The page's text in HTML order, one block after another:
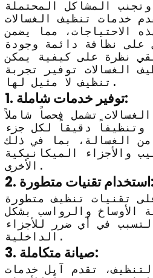
المشاكل المحتملة
خدمات تنظيف الغسالات
الاحتياجات، مما يضمن
على نظافة دائمة وجودة
نظرة على كيفية يمكن
الغسالات توفير تجربة
تنظيف لا مثيل لها.
1. توفير خدمات شاملة:
تشمل فحصاً شاملاً
وتنظيفاً دقيقاً لكل جزء
الغسالة، بما في ذلك
والأجزاء الميكانيكية
الأخرى.
2. استخدام تقنيات متطورة:
تقنيات تنظيف متطورة
الأوساخ والرواسب بشكل
في أي ضرر للأجزاء
الداخلية.
3. صيانة متكاملة:
تقدم آبل خدمات